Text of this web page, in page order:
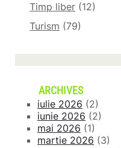
Timp liber (12)
Turism (79)
ARCHIVES
iulie 2026 (2)
iunie 2026 (2)
mai 2026 (1)
martie 2026 (3)